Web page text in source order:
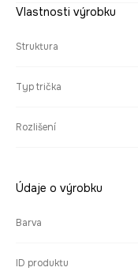
Vlastnosti výrobku
Struktura
Typ trička
Rozlišení
Údaje o výrobku
Barva
ID produktu